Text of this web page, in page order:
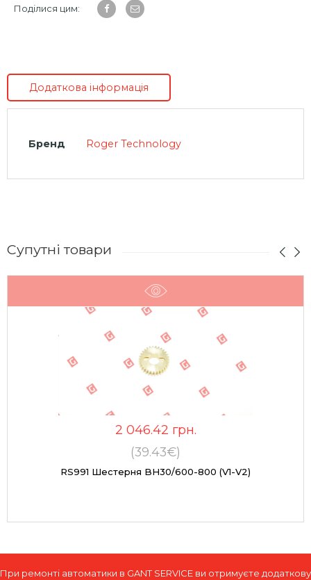
Поділися цим:
Додаткова інформація
Бренд Roger Technology
Супутні товари
2 046.42 грн.
(39.43€)
RS991 Шестерня BH30/600-800 (v1-V2)
При ремонті автоматики в GANT SERVICE ви отримуєте додаткову